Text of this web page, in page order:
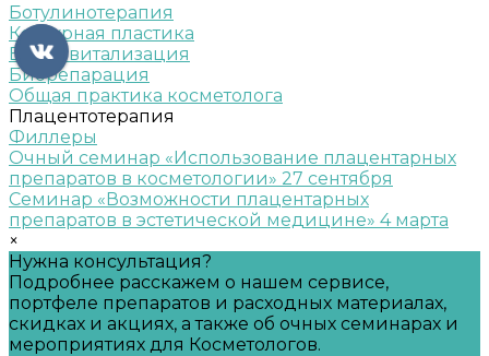
Ботулинотерапия
Контурная пластика
Биоревитализация
Биорепарация
Общая практика косметолога
Плацентотерапия
Филлеры
Очный семинар «Использование плацентарных
препаратов в косметологии» 27 сентября
Семинар «Возможности плацентарных
препаратов в эстетической медицине» 4 марта
×
Нужна консультация?
Подробнее расскажем о нашем сервисе,
портфеле препаратов и расходных материалах,
скидках и акциях, а также об очных семинарах и
мероприятиях для Косметологов.